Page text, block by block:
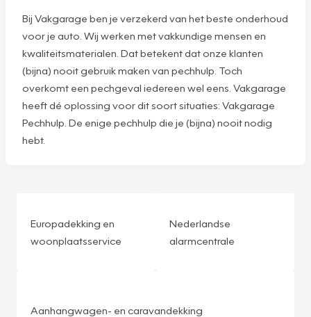
Bij Vakgarage ben je verzekerd van het beste onderhoud
voor je auto. Wij werken met vakkundige mensen en
kwaliteitsmaterialen. Dat betekent dat onze klanten
(bijna) nooit gebruik maken van pechhulp. Toch
overkomt een pechgeval iedereen wel eens. Vakgarage
heeft dé oplossing voor dit soort situaties: Vakgarage
Pechhulp. De enige pechhulp die je (bijna) nooit nodig
hebt.
Europadekking en
woonplaatsservice
Nederlandse
alarmcentrale
Aanhangwagen- en caravandekking